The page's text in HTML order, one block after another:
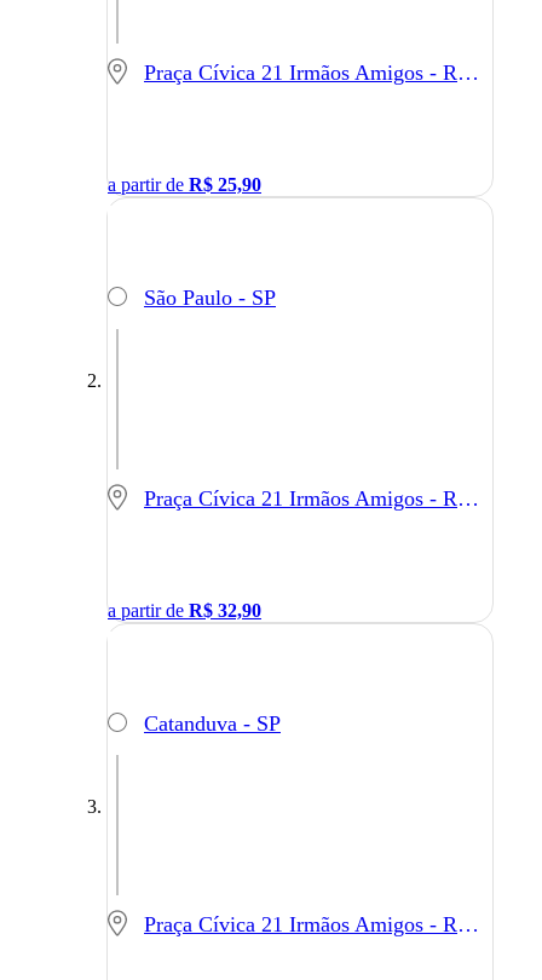
Praça Cívica 21 Irmãos Amigos - Rio Claro - SP
a partir de R$ 25,90
São Paulo - SP
Praça Cívica 21 Irmãos Amigos - Rio Claro - SP
a partir de R$ 32,90
Catanduva - SP
Praça Cívica 21 Irmãos Amigos - Rio Claro - SP